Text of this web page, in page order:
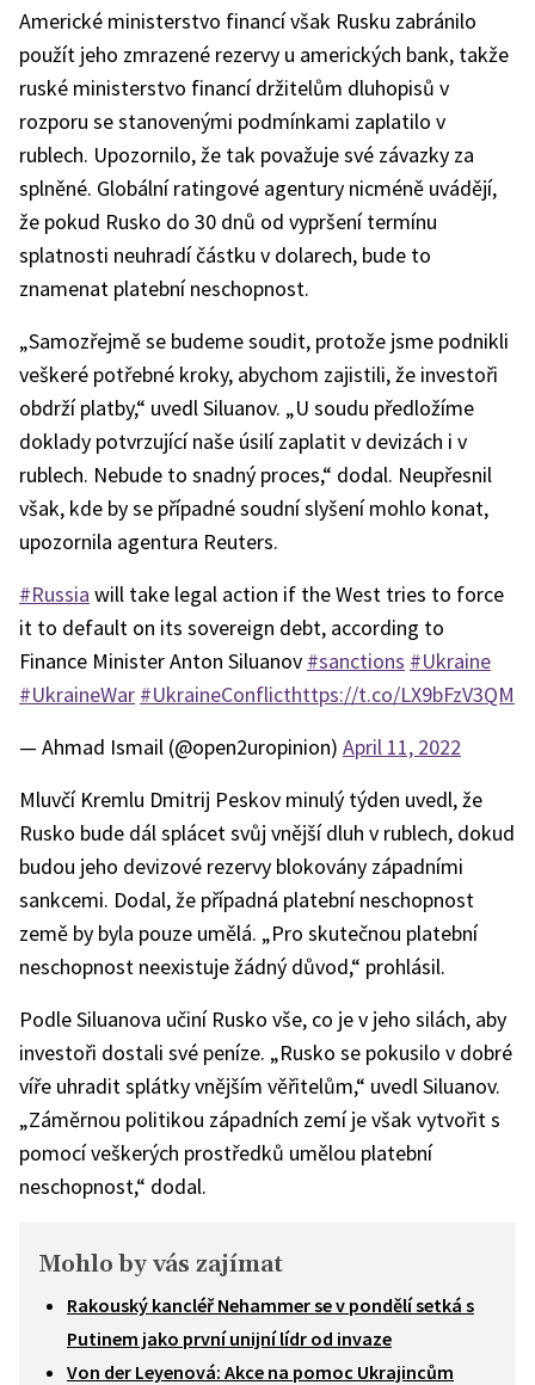
Americké ministerstvo financí však Rusku zabránilo
použít jeho zmrazené rezervy u amerických bank, takže
ruské ministerstvo financí držitelům dluhopisů v
rozporu se stanovenými podmínkami zaplatilo v
rublech. Upozornilo, že tak považuje své závazky za
splněné. Globální ratingové agentury nicméně uvádějí,
že pokud Rusko do 30 dnů od vypršení termínu
splatnosti neuhradí částku v dolarech, bude to
znamenat platební neschopnost.
„Samozřejmě se budeme soudit, protože jsme podnikli
veškeré potřebné kroky, abychom zajistili, že investoři
obdrží platby,“ uvedl Siluanov. „U soudu předložíme
doklady potvrzující naše úsilí zaplatit v devizách i v
rublech. Nebude to snadný proces,“ dodal. Neupřesnil
však, kde by se případné soudní slyšení mohlo konat,
upozornila agentura Reuters.
#Russia will take legal action if the West tries to force
it to default on its sovereign debt, according to
Finance Minister Anton Siluanov #sanctions #Ukraine
#UkraineWar #UkraineConflicthttps://t.co/LX9bFzV3QM
— Ahmad Ismail (@open2uropinion) April 11, 2022
Mluvčí Kremlu Dmitrij Peskov minulý týden uvedl, že
Rusko bude dál splácet svůj vnější dluh v rublech, dokud
budou jeho devizové rezervy blokovány západními
sankcemi. Dodal, že případná platební neschopnost
země by byla pouze umělá. „Pro skutečnou platební
neschopnost neexistuje žádný důvod,“ prohlásil.
Podle Siluanova učiní Rusko vše, co je v jeho silách, aby
investoři dostali své peníze. „Rusko se pokusilo v dobré
víře uhradit splátky vnějším věřitelům,“ uvedl Siluanov.
„Záměrnou politikou západních zemí je však vytvořit s
pomocí veškerých prostředků umělou platební
neschopnost,“ dodal.
Mohlo by vás zajímat
Rakouský kancléř Nehammer se v pondělí setká s
Putinem jako první unijní lídr od invaze
Von der Leyenová: Akce na pomoc Ukrajincům